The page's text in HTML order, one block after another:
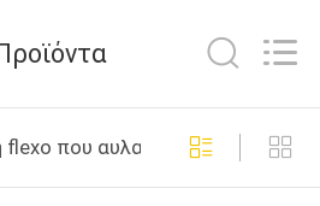
flexo
16
που αυλακώνει τη μηχανή